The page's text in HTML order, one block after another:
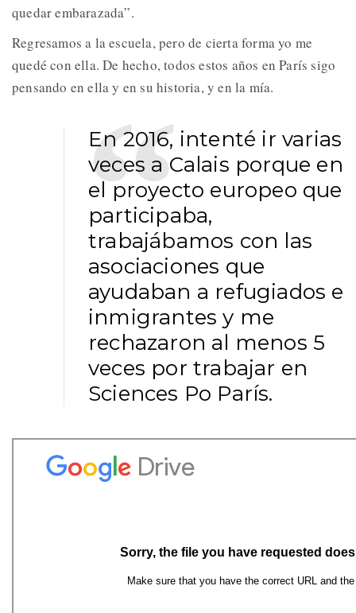
quedar embarazada”.
Regresamos a la escuela, pero de cierta forma yo me
quedé con ella. De hecho, todos estos años en París sigo
pensando en ella y en su historia, y en la mía.
En 2016, intenté ir varias
veces a Calais porque en
el proyecto europeo que
participaba,
trabajábamos con las
asociaciones que
ayudaban a refugiados e
inmigrantes y me
rechazaron al menos 5
veces por trabajar en
Sciences Po París.